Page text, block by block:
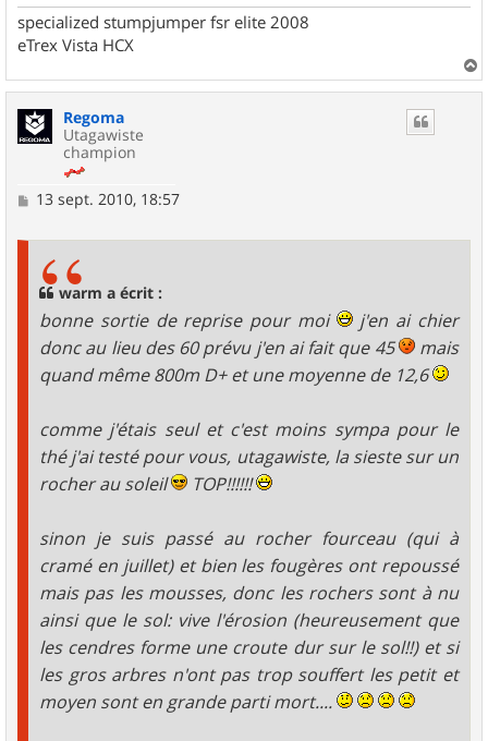
specialized stumpjumper fsr elite 2008
eTrex Vista HCX
a
Regoma
Utagawiste
champion
M13 sept. 2010, 18:57
warm a écrit :
bonne sortie de reprise pour moi
j'en ai chier
donc au lieu des 60 prévu j'en ai fait que 45
mais
quand même 800m D+ et une moyenne de 12,6
comme j'étais seul et c'est moins sympa pour le
thé j'ai testé pour vous, utagawiste, la sieste sur un
rocher au soleil
TOP!!!!!!
sinon je suis passé au rocher fourceau (qui à
cramé en juillet) et bien les fougères ont repoussé
mais pas les mousses, donc les rochers sont à nu
ainsi que le sol: vive l'érosion (heureusement que
les cendres forme une croute dur sur le sol!!) et si
les gros arbres n'ont pas trop souffert les petit et
moyen sont en grande parti mort....